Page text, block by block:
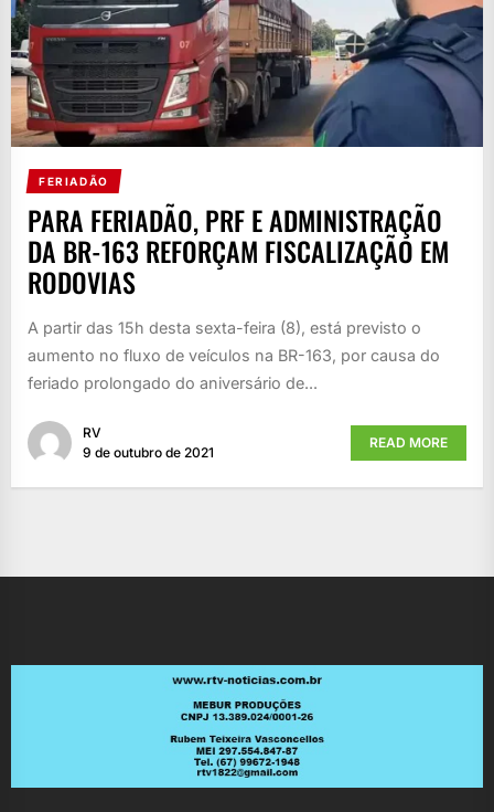
FERIADÃO
PARA FERIADÃO, PRF E ADMINISTRAÇÃO
DA BR-163 REFORÇAM FISCALIZAÇÃO EM
RODOVIAS
A partir das 15h desta sexta-feira (8), está previsto o
aumento no fluxo de veículos na BR-163, por causa do
feriado prolongado do aniversário de...
RV
9 de outubro de 2021
READ MORE